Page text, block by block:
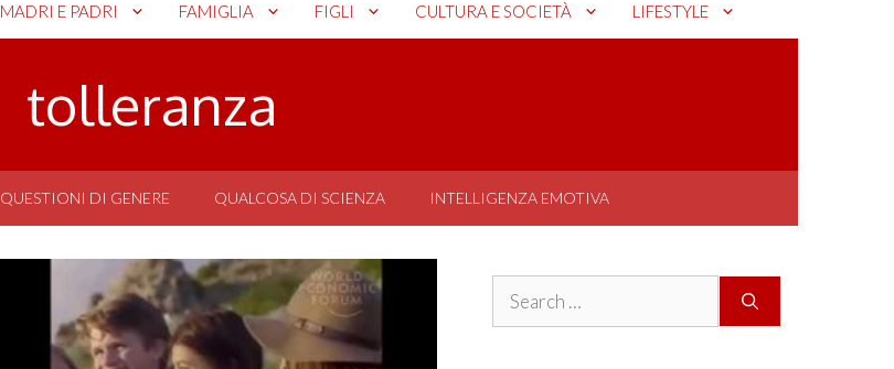
MADRI E PADRI FAMIGLIA FIGLI CULTURA E SOCIETÀ LIFESTYLE
tolleranza
QUESTIONI DI GENERE QUALCOSA DI SCIENZA INTELLIGENZA EMOTIVA
Search